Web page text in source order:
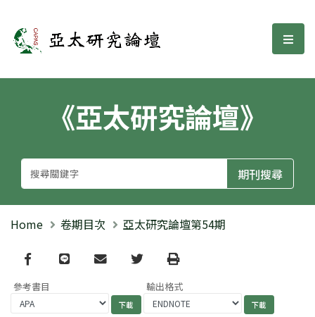
亞太研究論壇 選
《亞太研究論壇》
Home 卷期目次 亞太研究論壇第54期
Facebook
line email TwitterPrint
參考書目 輸出格式